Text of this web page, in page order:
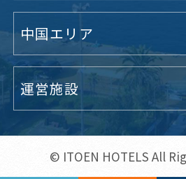
中国エリア
運営施設
© ITOEN HOTELS All